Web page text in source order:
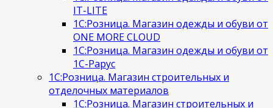
IT-LITE
1С:Розница. Магазин одежды и обуви от
ONE MORE CLOUD
1С:Розница. Магазин одежды и обуви от
1С-Рарус
1С:Розница. Магазин строительных и
отделочных материалов
1С:Розница. Магазин строительных и